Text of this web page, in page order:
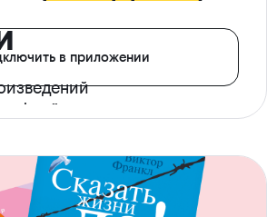
офлайн
в приложении